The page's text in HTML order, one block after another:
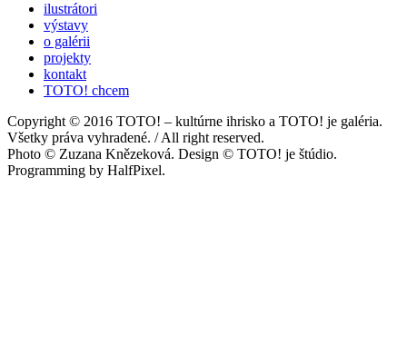
ilustrátori
výstavy
o galérii
projekty
kontakt
TOTO! chcem
Copyright © 2016 TOTO! – kultúrne ihrisko a TOTO! je galéria.
Všetky práva vyhradené. / All right reserved.
Photo © Zuzana Knězeková. Design © TOTO! je štúdio.
Programming by HalfPixel.